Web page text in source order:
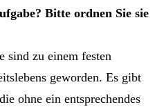
Bitte ordnen Sie sie
sind zu einem festen
geworden. Es gibt
ohne ein entsprechendes